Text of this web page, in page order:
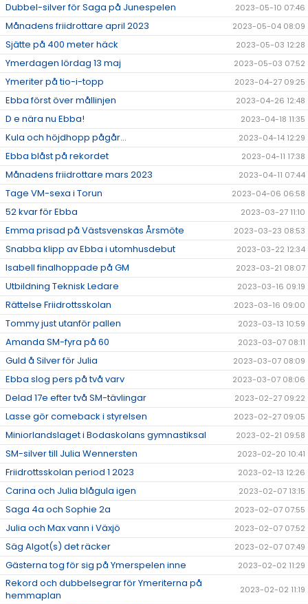
Dubbel-silver för Saga på Junespelen 2023-05-10 07:46
Månadens friidrottare april 2023 2023-05-04 08:09
Sjätte på 400 meter häck 2023-05-03 12:28
Ymerdagen lördag 13 maj 2023-05-03 07:52
Ymeriter på tio-i-topp 2023-04-27 09:25
Ebba först över mållinjen 2023-04-26 12:48
D e nära nu Ebba! 2023-04-18 11:35
Kula och höjdhopp pågår... 2023-04-14 12:29
Ebba blåst på rekordet 2023-04-11 17:38
Månadens friidrottare mars 2023 2023-04-11 07:44
Tage VM-sexa i Torun 2023-04-06 06:58
52 kvar för Ebba 2023-03-27 11:10
Emma prisad på Västsvenskas Årsmöte 2023-03-23 08:53
Snabba klipp av Ebba i utomhusdebut 2023-03-22 12:34
Isabell finalhoppade på GM 2023-03-21 08:07
Utbildning Teknisk Ledare 2023-03-16 09:19
Rättelse Friidrottsskolan 2023-03-16 09:00
Tommy just utanför pallen 2023-03-13 10:59
Amanda SM-fyra på 60 2023-03-07 08:11
Guld å Silver för Julia 2023-03-07 08:09
Ebba slog pers på två varv 2023-03-07 08:06
Delad 17e efter två SM-tävlingar 2023-02-27 09:22
Lasse gör comeback i styrelsen 2023-02-27 09:05
Miniorlandslaget i Bodaskolans gymnastiksal 2023-02-21 09:58
SM-silver till Julia Wennersten 2023-02-20 10:41
Friidrottsskolan period 1 2023 2023-02-13 12:26
Carina och Julia blågula igen 2023-02-07 13:15
Saga 4a och Sophie 2a 2023-02-07 07:55
Julia och Max vann i Växjö 2023-02-07 07:52
Säg Algot(s) det räcker 2023-02-07 07:49
Gästerna tog för sig på Ymerspelen inne 2023-02-02 11:29
Rekord och dubbelsegrar för Ymeriterna på
hemmaplan
2023-02-02 11:19